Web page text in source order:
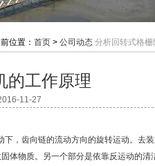
位置： 首页 > 公司动态 分析回转式格
的工作原理
11-27
，齿向链的流动方向的旋转运动。去
体物质。另一个部分是依靠反运动的清